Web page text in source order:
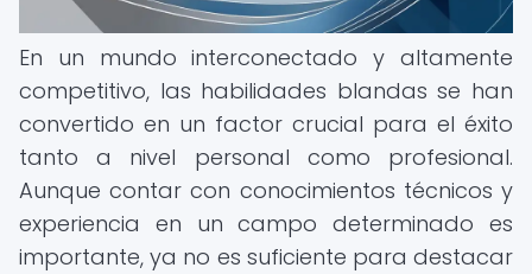
En un mundo interconectado y altamente
competitivo, las habilidades blandas se han
convertido en un factor crucial para el éxito
tanto a nivel personal como profesional.
Aunque contar con conocimientos técnicos y
experiencia en un campo determinado es
importante, ya no es suficiente para destacar